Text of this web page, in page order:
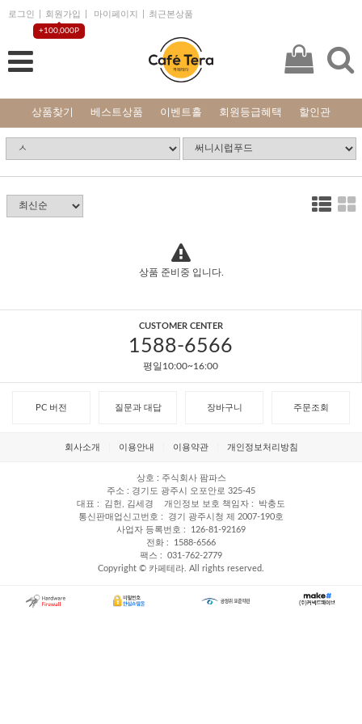
로그인 회원가입
+100,000P
마이페이지 최근본상품
상품찾기 베스트상품 이벤트홀 회원등급혜택 할인관
상품 준비중 입니다.
CUSTOMER CENTER
1588-6566
평일10:00~16:00
PC 버전 질문과 대답 장바구니 주문조회
회사소개 이용안내 이용약관 개인정보처리방침
상호
주식회사 팜파스
주소
경기도 광주시 오포안로 325-45
대표
김헌, 김세경 개인정보 보호 책임자
박충도
통신판매업신고번호
경기 광주시청 제 2007-190호
사업자 등록번호
126-81-92169
전화
1588-6566
팩스
031-762-2779
Copyright © 카페테라. All rights reserved.